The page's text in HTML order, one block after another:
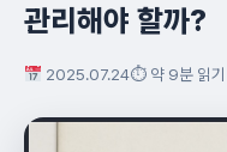
관리해야 할까?
2025.07.24⏱ 약 9분 읽기